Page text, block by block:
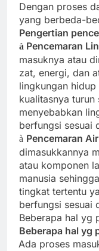
Dengan proses
yang berbeda-
Pengertian
à Pencemaran
masuknya atau
zat, energi, dan
lingkungan
kualitasnya
menyebabkan
berfungsi sesuai
à Pencemaran Air
dimasukkannya
atau komponen
manusia
tingkat tertentu
berfungsi sesuai
Beberapa hal yg
Beberapa hal yg
Ada proses